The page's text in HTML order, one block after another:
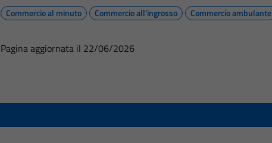
Commercio al minuto Commercio all'ingrosso Commercio ambulante
Pagina aggiornata il 22/06/2026